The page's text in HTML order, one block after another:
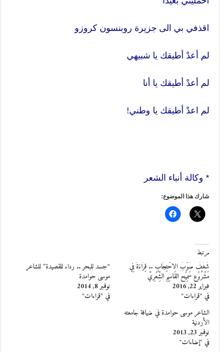
اقذفي بي الى جزيرة روبنسون كروزو
لم أعدْ أطيقك يا شبيهي
لم أعدْ أطيقك يا أنا
لم اعدْ أطيقك يا وطني!
* وكالة أنباء الشعر
شارك هذا الموضوع:
مرتبط
شَغَفٌ صَوْبَ الاحْتِجَابِ .. قِرَاءَةٌ فِي
مَشْرُوْعِ سَمِيْح القَاسِمِ الشِّعْرِيِّ
فبراير 22, 2016
في "قراءات"
“جسد للبحر .. رداء للقصيدة” للشاعر
موسى حوامدة
نوفمبر 8, 2014
في "قراءات"
الشاعر موسى حوامدة في ضيافة جامعته
الأردنية
نوفمبر 23, 2013
في "إضاءات"